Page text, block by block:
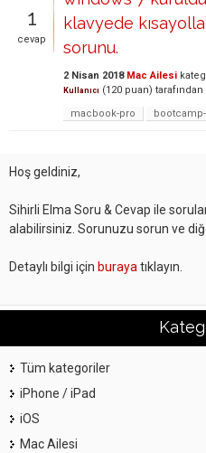
1
cevap
klavyede
sorunu.
2 Nisan 2018 Mac Ailesi
Kullanıcı (120 puan) tarafından
macbook-pro
Hoş geldiniz,
Sihirli Elma Soru & Cevap ile
alabilirsiniz. Sorunuzu sorun ve
Detaylı bilgi için buraya tıklayın.
Tüm kategoriler
iPhone / iPad
iOS
Mac Ailesi